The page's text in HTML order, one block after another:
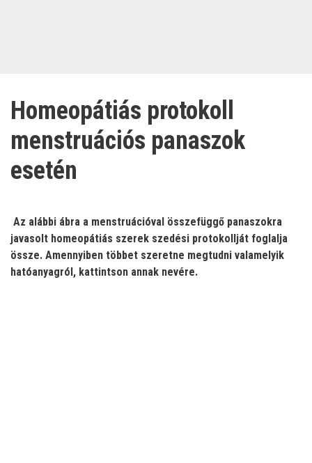
Homeopátiás protokoll
menstruációs panaszok
esetén
Az alábbi ábra a menstruációval összefüggő panaszokra
javasolt homeopátiás szerek szedési protokollját foglalja
össze. Amennyiben többet szeretne megtudni valamelyik
hatóanyagról, kattintson annak nevére.